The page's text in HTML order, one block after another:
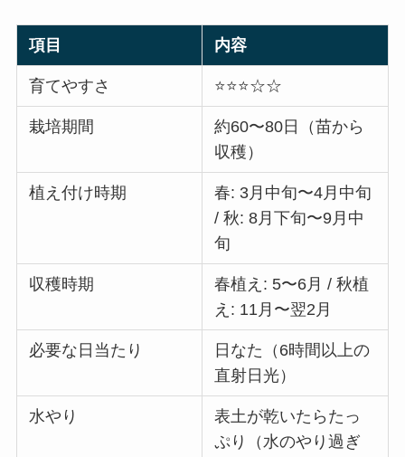
項目 内容
育てやすさ ⭐️⭐️⭐️☆☆
栽培期間
約60〜80日（苗から
収穫）
植え付け時期
春: 3月中旬〜4月中旬
/ 秋: 8月下旬〜9月中
旬
収穫時期
春植え: 5〜6月 / 秋植
え: 11月〜翌2月
必要な日当たり
日なた（6時間以上の
直射日光）
水やり
表土が乾いたらたっ
ぷり（水のやり過ぎ